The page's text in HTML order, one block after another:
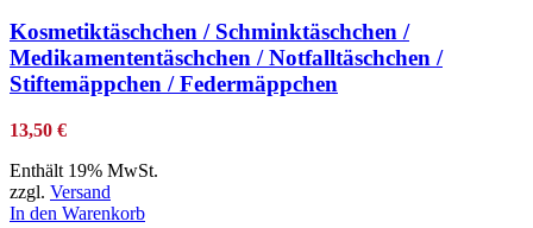
Kosmetiktäschchen / Schminktäschchen /
Medikamententäschchen / Notfalltäschchen /
Stiftemäppchen / Federmäppchen
13,50 €
Enthält 19% MwSt.
zzgl. Versand
In den Warenkorb